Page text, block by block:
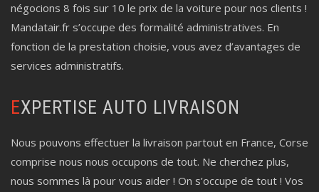
négocions 8 fois sur 10 le prix de la voiture pour nos clients !
Mandatair.fr s’occupe des formalité administratives. En
fonction de la prestation choisie, vous avez d’avantages de
services administratifs.
EXPERTISE AUTO LIVRAISON
Nous pouvons effectuer la livraison partout en France, Corse
comprise nous nous occupons de tout. Ne cherchez plus,
nous sommes là pour vous aider ! On s’occupe de tout ! Vos